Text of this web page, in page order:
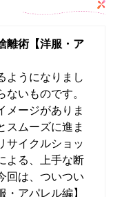
離術【洋服・ア
ようになりまし
いものです。
メージがありま
スムーズに進ま
サイクルショッ
よる、上手な断
回は、ついつい
アパレル編】